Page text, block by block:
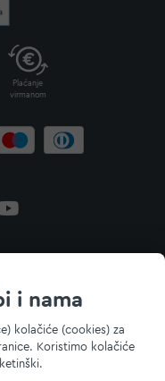
i nama
kolačiće (cookies) za
Koristimo kolačiće
Plaćanje
virmanom
zadržana.